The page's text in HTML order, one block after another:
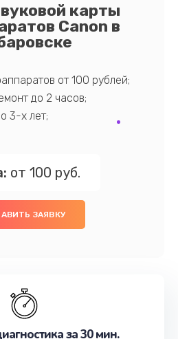
карты
Canon в
от 100 рублей;
до 2 часов;
3-х лет;
от 100 руб.
ЗАЯВКУ
за 30 мин.